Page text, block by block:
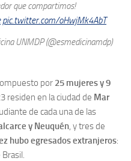
que compartimos!
pic.twitter.com/oHwjMk4AbT
UNMDP (@esmedicinamdp)
por 25 mujeres y 9
residen en la ciudad de Mar
de cada una de las
y Neuquén , y tres de
hubo egresados extranjeros: